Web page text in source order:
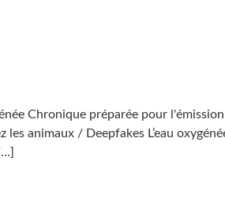
Chronique préparée pour
animaux / Deepfakes L’eau
[…]